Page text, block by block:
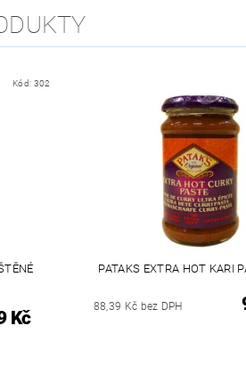
Kód: 302
Kč
PATAKS EXTRA HOT KARI
88,39 Kč bez DPH